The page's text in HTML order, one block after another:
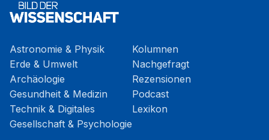
Astronomie & Physik
Erde & Umwelt
Archäologie
Gesundheit & Medizin
Technik & Digitales
Gesellschaft & Psychologie
Kolumnen
Nachgefragt
Rezensionen
Podcast
Lexikon